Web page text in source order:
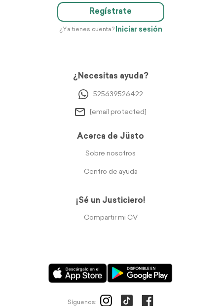
Regístrate
¿Ya tienes cuenta? Iniciar sesión
¿Necesitas ayuda?
525639526422
[email protected]
Acerca de Jüsto
Sobre nosotros
Centro de ayuda
¡Sé un Justiciero!
Compartir mi CV
Síguenos: